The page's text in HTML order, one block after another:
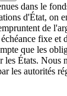
dans le
d'État, on
de
fixe et
que les
les États. Nous
les autorités